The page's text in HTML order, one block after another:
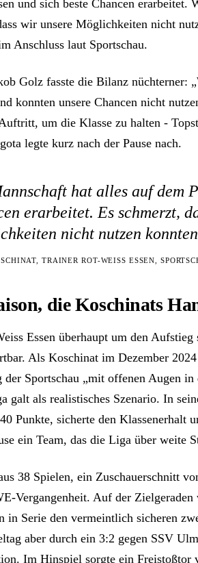
und sich beste Chancen erarbeitet.
wir unsere Möglichkeiten nicht
Anschluss laut Sportschau.
Golz fasste die Bilanz nüchterner:
konnten unsere Chancen nicht
um die Klasse zu halten -
legte kurz nach der Pause nach.
hat alles auf dem
erarbeitet. Es schmerzt,
nicht nutzen
TRAINER ROT-WEISS ESSEN,
die Koschinats
Essen überhaupt um den
Als Koschinat im Dezember
der Sportschau „mit offenen Augen
galt als realistisches Szenario. In
Punkte, sicherte den Klassenerhalt
ein Team, das die Liga über weite
38 Spielen, ein Zuschauerschnitt
Vergangenheit. Auf der
in Serie den vermeintlich sicheren
aber durch ein 3:2 gegen SSV
Im Hinspiel sorgte ein Freistoßtor